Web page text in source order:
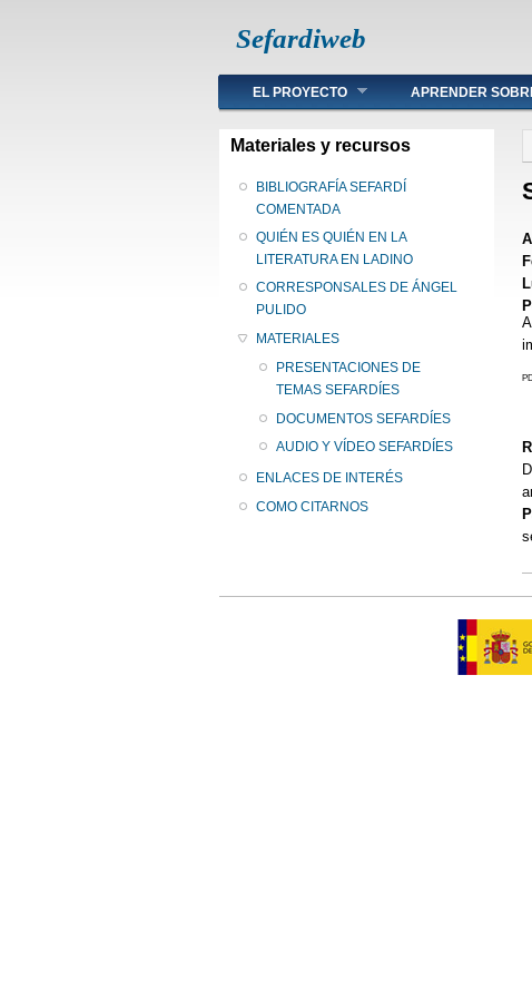
Sefardiweb
Main menu
EL PROYECTO APRENDER
Materiales y recursos
BIBLIOGRAFÍA SEFARDÍ
COMENTADA
QUIÉN ES QUIÉN EN LA
LITERATURA EN LADINO
CORRESPONSALES DE ÁNGEL
PULIDO
MATERIALES
PRESENTACIONES DE
TEMAS SEFARDÍES
DOCUMENTOS SEFARDÍES
AUDIO Y VÍDEO SEFARDÍES
ENLACES DE INTERÉS
COMO CITARNOS